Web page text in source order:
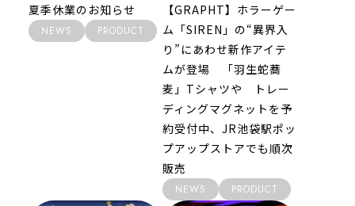
夏季休業のお知らせ
NEWS PRODUCT
【GRAPHT】ホラーゲー
ム「SIREN」の“異界入
り”にあわせ新作アイテ
ムが登場 「羽生蛇蕎
麦」Tシャツや トレー
ディングマグネットを予
約受付中、JR池袋駅ポッ
プアップストアでも順次
販売
NEWS PRODUCT